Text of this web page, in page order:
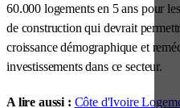
60.000 logements en 5 ans pour
de construction qui devrait
croissance démographique et
investissements dans ce secteur.
A lire aussi : Côte d'Ivoire